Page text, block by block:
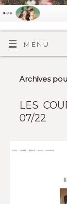
MENU
Archives
LES
07/22